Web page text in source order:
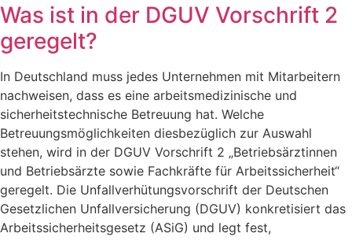
Was ist in der DGUV Vorschrift 2
geregelt?
In Deutschland muss jedes Unternehmen mit Mitarbeitern
nachweisen, dass es eine arbeitsmedizinische und
sicherheitstechnische Betreuung hat. Welche
Betreuungsmöglichkeiten diesbezüglich zur Auswahl
stehen, wird in der DGUV Vorschrift 2 „Betriebsärztinnen
und Betriebsärzte sowie Fachkräfte für Arbeitssicherheit“
geregelt. Die Unfallverhütungsvorschrift der Deutschen
Gesetzlichen Unfallversicherung (DGUV) konkretisiert das
Arbeitssicherheitsgesetz (ASiG) und legt fest,